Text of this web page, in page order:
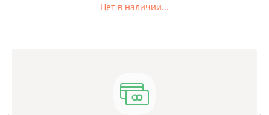
Нет в наличии...